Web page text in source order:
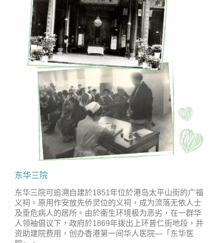
东华三院
东华三院可追溯自建於1851年位於港岛太平山街的广福
义祠。原用作安放先侨灵位的义祠，成为流落无依人士
及垂危病人的居所。由於衞生环境极为恶劣，在一群华
人领袖倡议下，政府於1869年拨出上环普仁街地段，并
资助建院费用，创办香港第一间华人医院—「东华医